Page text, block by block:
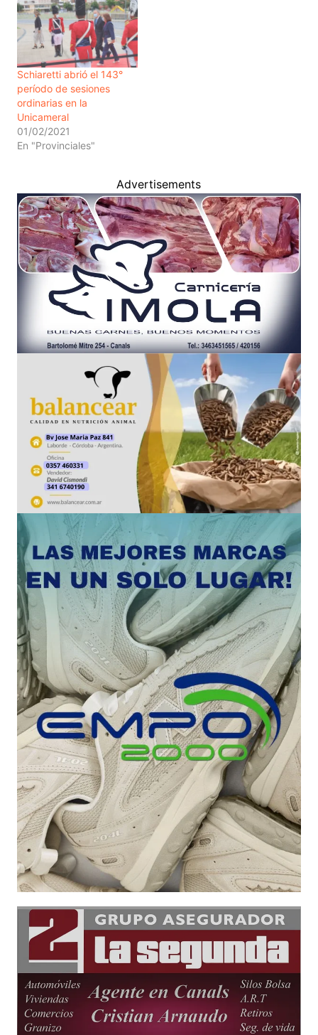
Schiaretti abrió el 143°
período de sesiones
ordinarias en la
Unicameral
01/02/2021
En "Provinciales"
Advertisements